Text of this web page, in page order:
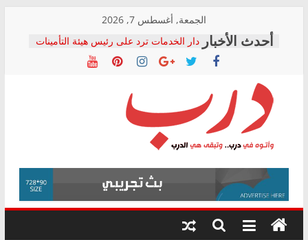
content
الجمعة, أغسطس 7, 2026
دار الخدمات ترد على رئيس هيئة التأمينات
بعد مؤتمره الصحفي: إنكار الأزمة لا ينهي
معاناة أصحاب المعاشات.. ونطالب بكشف
فرحات سليمان يكتب: القطاع الصحي إلى
أين؟
حزب التحالف الشعبي يطلق لجنة “الحق
في الصحة” بالإسكندرية لرصد الانتهاكات
ودعم المرضى
الوزاري لمدينة الصحفيين.. وانتهاء أعمال
إنشاء المبنى الإداري
المجلس القومي لحقوق الإنسان يعلن
متابعة قضية الدكتور محمد زهران.. ويؤكد:
قرينة البراءة وضمانات المحاكمة العادلة
درب
وأتوه
درب..
وتبقى
هي